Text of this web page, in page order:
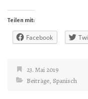
Teilen mit:
Facebook
23. Mai 2019
Beiträge, Spanisch